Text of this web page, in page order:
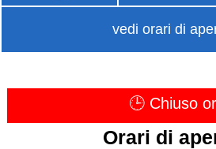
vedi orari di
🕒 Chiuso
Orari di